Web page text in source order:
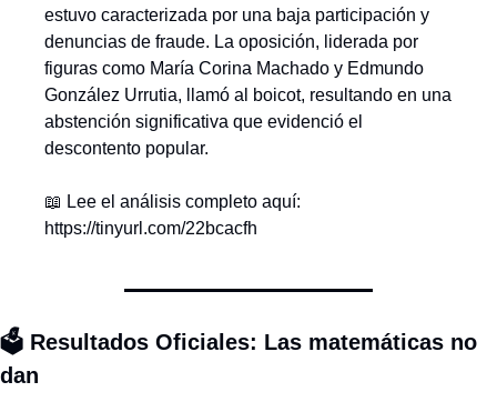
estuvo caracterizada por una baja participación y
denuncias de fraude. La oposición, liderada por
figuras como María Corina Machado y Edmundo
González Urrutia, llamó al boicot, resultando en una
abstención significativa que evidenció el
descontento popular.
📖 Lee el análisis completo aquí:
https://tinyurl.com/22bcacfh
🗳️ Resultados Oficiales: Las matemáticas no
dan